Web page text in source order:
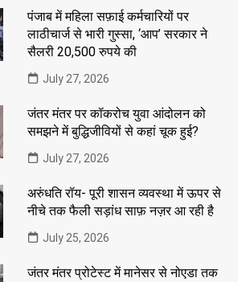
पंजाब में महिला सफ़ाई कर्मचारियों पर
लाठीचार्ज से भारी गुस्सा, ‘आप’ सरकार ने
सैलरी 20,500 रुपये की
July 27, 2026
जंतर मंतर पर कॉकरोच युवा आंदोलन को
समझने में बुद्धिजीवियों से कहां चूक हुई?
July 27, 2026
अरुंधति रॉय- पूरी शासन व्यवस्था में ऊपर से
नीचे तक फैली सड़ांध साफ़ नज़र आ रही है
July 25, 2026
जंतर मंतर प्रोटेस्ट में मानेसर से नोएडा तक